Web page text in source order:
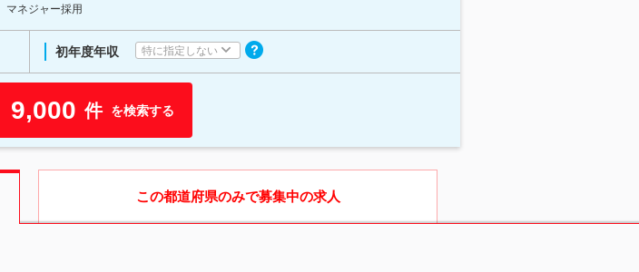
マネジャー採用
初年度年収 特に指定しない
9,000 件 を検索する
この都道府県のみで募集中の求人